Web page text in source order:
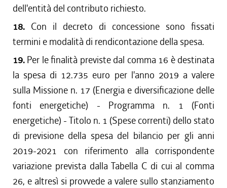
dell'entità del contributo richiesto.
18. Con il decreto di concessione sono fissati
termini e modalità di rendicontazione della spesa.
19. Per le finalità previste dal comma 16 è destinata
la spesa di 12.735 euro per l'anno 2019 a valere
sulla Missione n. 17 (Energia e diversificazione delle
fonti energetiche) - Programma n. 1 (Fonti
energetiche) - Titolo n. 1 (Spese correnti) dello stato
di previsione della spesa del bilancio per gli anni
2019-2021 con riferimento alla corrispondente
variazione prevista dalla Tabella C di cui al comma
26, e altresì si provvede a valere sullo stanziamento